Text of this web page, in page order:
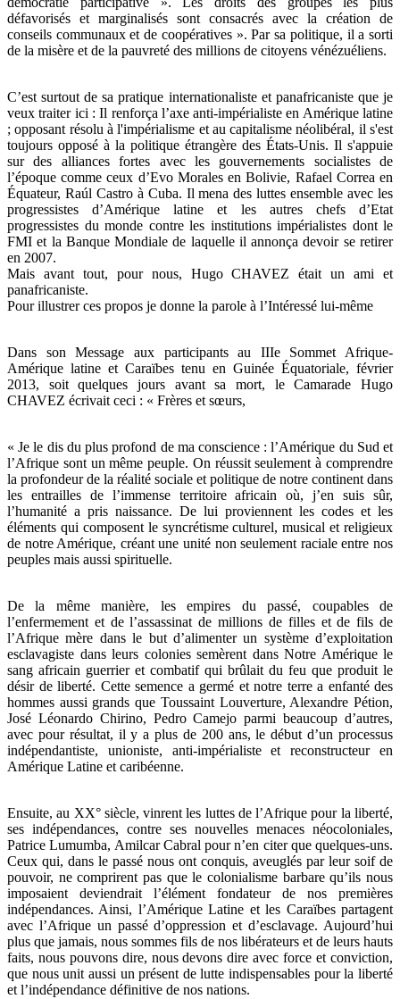
défavorisés et marginalisés sont consacrés avec la création de
conseils communaux et de coopératives ». Par sa politique, il a sorti
de la misère et de la pauvreté des millions de citoyens vénézuéliens.
C’est surtout de sa pratique internationaliste et panafricaniste que je
veux traiter ici : Il renforça l’axe anti-impérialiste en Amérique latine
; opposant résolu à l'impérialisme et au capitalisme néolibéral, il s'est
toujours opposé à la politique étrangère des États-Unis. Il s'appuie
sur des alliances fortes avec les gouvernements socialistes de
l’époque comme ceux d’Evo Morales en Bolivie, Rafael Correa en
Équateur, Raúl Castro à Cuba. Il mena des luttes ensemble avec les
progressistes d’Amérique latine et les autres chefs d’Etat
progressistes du monde contre les institutions impérialistes dont le
FMI et la Banque Mondiale de laquelle il annonça devoir se retirer
en 2007.
Mais avant tout, pour nous, Hugo CHAVEZ était un ami et
panafricaniste.
Pour illustrer ces propos je donne la parole à l’Intéressé lui-même
Dans son Message aux participants au IIIe Sommet Afrique-
Amérique latine et Caraïbes tenu en Guinée Équatoriale, février
2013, soit quelques jours avant sa mort, le Camarade Hugo
CHAVEZ écrivait ceci : « Frères et sœurs,
« Je le dis du plus profond de ma conscience : l’Amérique du Sud et
l’Afrique sont un même peuple. On réussit seulement à comprendre
la profondeur de la réalité sociale et politique de notre continent dans
les entrailles de l’immense territoire africain où, j’en suis sûr,
l’humanité a pris naissance. De lui proviennent les codes et les
éléments qui composent le syncrétisme culturel, musical et religieux
de notre Amérique, créant une unité non seulement raciale entre nos
peuples mais aussi spirituelle.
De la même manière, les empires du passé, coupables de
l’enfermement et de l’assassinat de millions de filles et de fils de
l’Afrique mère dans le but d’alimenter un système d’exploitation
esclavagiste dans leurs colonies semèrent dans Notre Amérique le
sang africain guerrier et combatif qui brûlait du feu que produit le
désir de liberté. Cette semence a germé et notre terre a enfanté des
hommes aussi grands que Toussaint Louverture, Alexandre Pétion,
José Léonardo Chirino, Pedro Camejo parmi beaucoup d’autres,
avec pour résultat, il y a plus de 200 ans, le début d’un processus
indépendantiste, unioniste, anti-impérialiste et reconstructeur en
Amérique Latine et caribéenne.
Ensuite, au XX° siècle, vinrent les luttes de l’Afrique pour la liberté,
ses indépendances, contre ses nouvelles menaces néocoloniales,
Patrice Lumumba, Amilcar Cabral pour n’en citer que quelques-uns.
Ceux qui, dans le passé nous ont conquis, aveuglés par leur soif de
pouvoir, ne comprirent pas que le colonialisme barbare qu’ils nous
imposaient deviendrait l’élément fondateur de nos premières
indépendances. Ainsi, l’Amérique Latine et les Caraïbes partagent
avec l’Afrique un passé d’oppression et d’esclavage. Aujourd’hui
plus que jamais, nous sommes fils de nos libérateurs et de leurs hauts
faits, nous pouvons dire, nous devons dire avec force et conviction,
que nous unit aussi un présent de lutte indispensables pour la liberté
et l’indépendance définitive de nos nations.